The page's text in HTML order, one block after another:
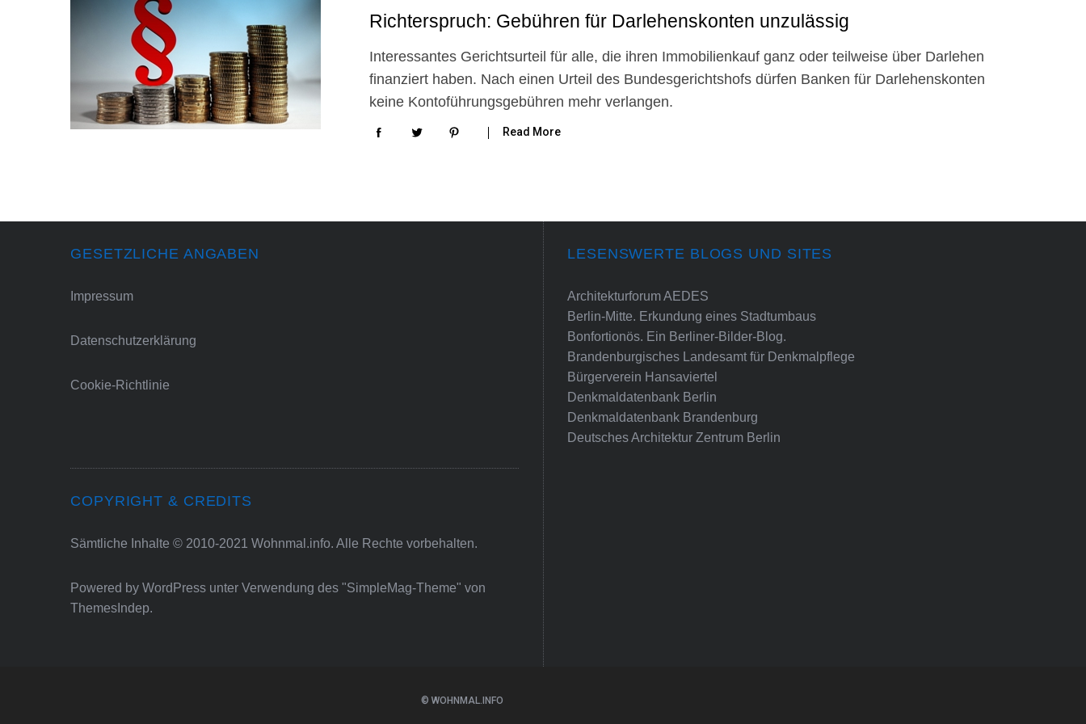
Richterspruch: Gebühren für Darlehenskonten unzulässig
Interessantes Gerichtsurteil für alle, die ihren Immobilienkauf ganz oder teilweise über Darlehen
finanziert haben. Nach einen Urteil des Bundesgerichtshofs dürfen Banken für Darlehenskonten
keine Kontoführungsgebühren mehr verlangen.
Read More
GESETZLICHE ANGABEN
Impressum
Datenschutzerklärung
Cookie-Richtlinie
COPYRIGHT & CREDITS
Sämtliche Inhalte © 2010-2021 Wohnmal.info. Alle Rechte vorbehalten.
Powered by WordPress unter Verwendung des "SimpleMag-Theme" von
ThemesIndep.
LESENSWERTE BLOGS UND SITES
Architekturforum AEDES
Berlin-Mitte. Erkundung eines Stadtumbaus
Bonfortionös. Ein Berliner-Bilder-Blog.
Brandenburgisches Landesamt für Denkmalpflege
Bürgerverein Hansaviertel
Denkmaldatenbank Berlin
Denkmaldatenbank Brandenburg
Deutsches Architektur Zentrum Berlin
© WOHNMAL.INFO